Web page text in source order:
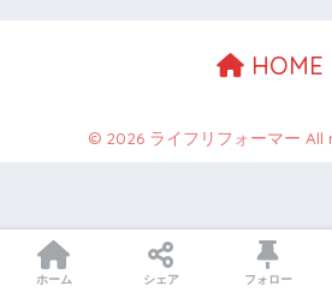
HOME
© 2026 ライフリフォーマー All
ホーム シェア フォロー